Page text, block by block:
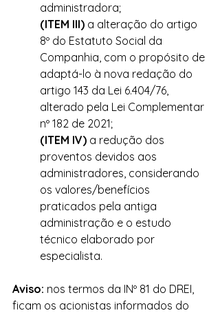
administradora;
(ITEM III) a alteração do artigo
8º do Estatuto Social da
Companhia, com o propósito de
adaptá-lo à nova redação do
artigo 143 da Lei 6.404/76,
alterado pela Lei Complementar
nº 182 de 2021;
(ITEM IV) a redução dos
proventos devidos aos
administradores, considerando
os valores/benefícios
praticados pela antiga
administração e o estudo
técnico elaborado por
especialista.
Aviso: nos termos da INº 81 do DREI,
ficam os acionistas informados do